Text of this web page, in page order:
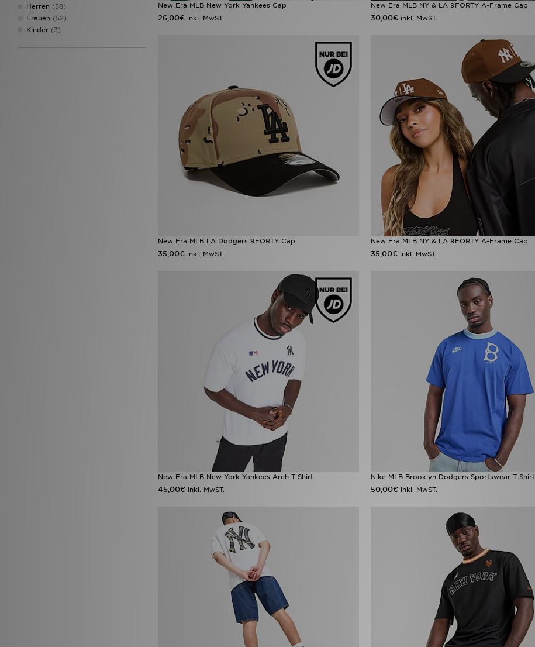
Herren (58)
Frauen (52)
Kinder (3)
New Era MLB New York Yankees Cap
26,00€ inkl. MwST.
New Era MLB NY & LA 9FORTY A-Frame Cap
30,00€ inkl. MwST.
New Era MLB LA Dodgers 9FORTY Cap
35,00€ inkl. MwST.
New Era MLB NY & LA 9FORTY A-Frame Cap
35,00€ inkl. MwST.
New Era MLB New York Yankees Arch T-Shirt
45,00€ inkl. MwST.
Nike MLB Brooklyn Dodgers Sportswear T-Shirt
50,00€ inkl. MwST.